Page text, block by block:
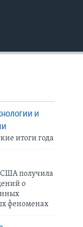
И
итоги года
США получила
о
феноменах